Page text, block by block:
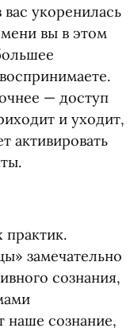
укоренилась
вы в этом
— доступ
и уходит,
активировать
практик.
замечательно
сознания,
наше сознание,